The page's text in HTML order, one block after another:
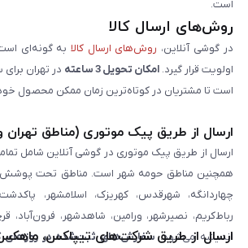
است.
روش‌های ارسال کالا
در گوشی آنلاین، روش‌های ارسال کالا به گونه‌ای
اولویت قرار گیرد. امکان تحویل 3 ساعته
در تهران
است تا مشتریان در کوتاه‌ترین زمان ممکن محصول خود
ارسال از طریق پیک موتوری (مناطق تهران
همچنین مناطق حومه شهر است. مناطق تحت پوشش
چهاردانگه، شهرقدس، کهریزک، اسلامشهر،
رباط‌کریم، نصیرشهر، ورامین، شاهدشهر، فرون‌آباد،
اندیشه می‌شود. سفارش‌های ثبت‌شده در روزهای
ارسال از طریق شرکت‌های تیپاکس، ماهکس